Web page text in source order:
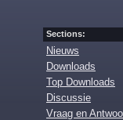
Sections:
Nieuws
Downloads
Top Downloads
Discussie
Vraag en